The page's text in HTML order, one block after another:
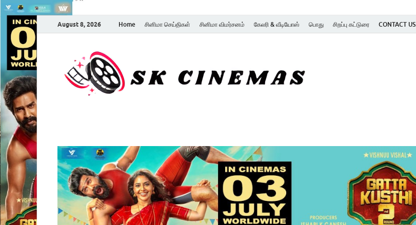
August 8, 2026 Home சினிமா செய்திகள் சினிமா விமர்சனம் கேலரி & வீடியோஸ் பொது சிறப்பு கட்டுரை CONTACT US